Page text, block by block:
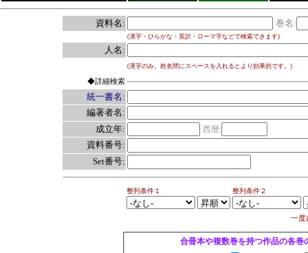
資料名: 巻名:
(漢字・ひらがな・英訳・ローマ字などで検索できます)
人名:
(漢字のみ。姓名間にスペースを入れるとより効果的です。)
◆詳細検索
統一書名:
編著者名:
成立年:
西暦:
資料番号:
Set番号:
整列条件１ 整列条件２
一度
合冊本や複数巻を持つ作品の各